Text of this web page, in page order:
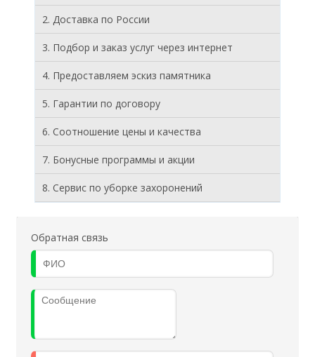
2. Доставка по России
3. Подбор и заказ услуг через интернет
4. Предоставляем эскиз памятника
5. Гарантии по договору
6. Соотношение цены и качества
7. Бонусные программы и акции
8. Cервис по уборке захоронений
Обратная связь